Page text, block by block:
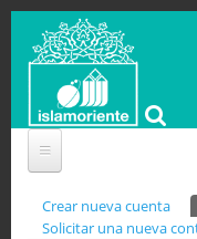
Solapas
Crear nueva cuenta
Solicitar una nueva